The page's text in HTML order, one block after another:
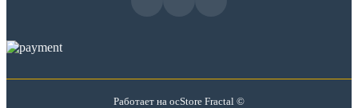
Работает на ocStore Fractal ©